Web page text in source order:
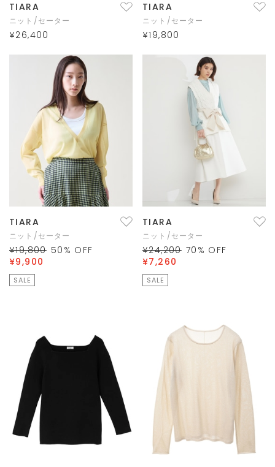
TIARA
ニット/セーター
¥26,400
TIARA
ニット/セーター
¥19,800
TIARA
ニット/セーター
¥19,800 50 % OFF
¥9,900
SALE
TIARA
ニット/セーター
¥24,200 70 % OFF
¥7,260
SALE